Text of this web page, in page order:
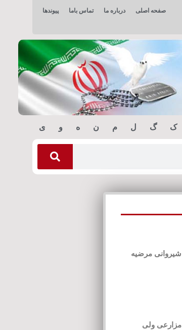
صفحه اصلی درباره ما تماس باما پیوندها
ک گ ل م ن ه و ی
شیروانی مرضیه
مزارعی ولی